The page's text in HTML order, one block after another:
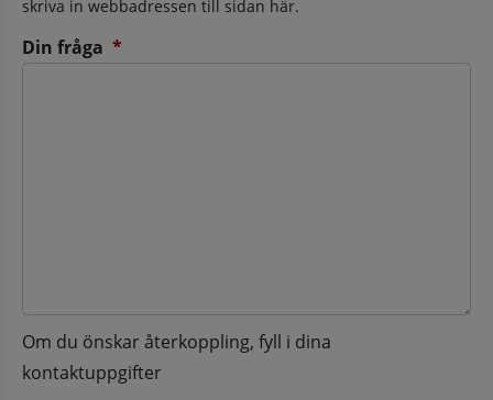
skriva in webbadressen till sidan här.
Din fråga *
Om du önskar återkoppling, fyll i dina
kontaktuppgifter